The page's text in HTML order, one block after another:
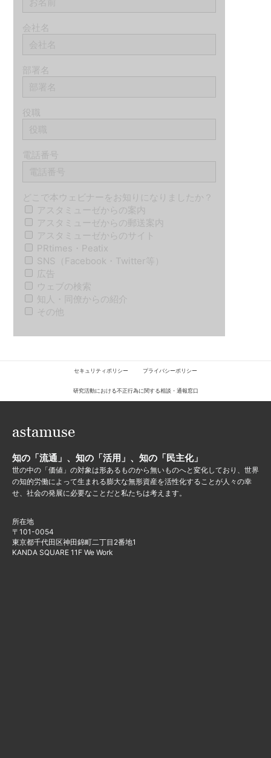
会社名
部署名
役職
電話番号
どこで本ウェビナーをお知りになりましたか？
アスタミューゼからの案内
アスタミューゼからの郵送案内
アスタミューゼからのサイト
PRtimes・Peatix
SNS（Facebook・Twitter等）
広告
ウェブの検索
知人・同僚からの紹介
その他
セキュリティポリシー プライバシーポリシー
研究活動における不正行為に関する相談・通報窓口
知の「流通」、知の「活用」、知の「民主化」
世の中の「価値」の対象は形あるものから無いものへと変化しており、世界
の知的労働によって生まれる膨大な無形資産を活性化することが人々の幸
せ、社会の発展に必要なことだと私たちは考えます。
所在地
〒101-0054
東京都千代田区神田錦町二丁目2番地1
KANDA SQUARE 11F We Work